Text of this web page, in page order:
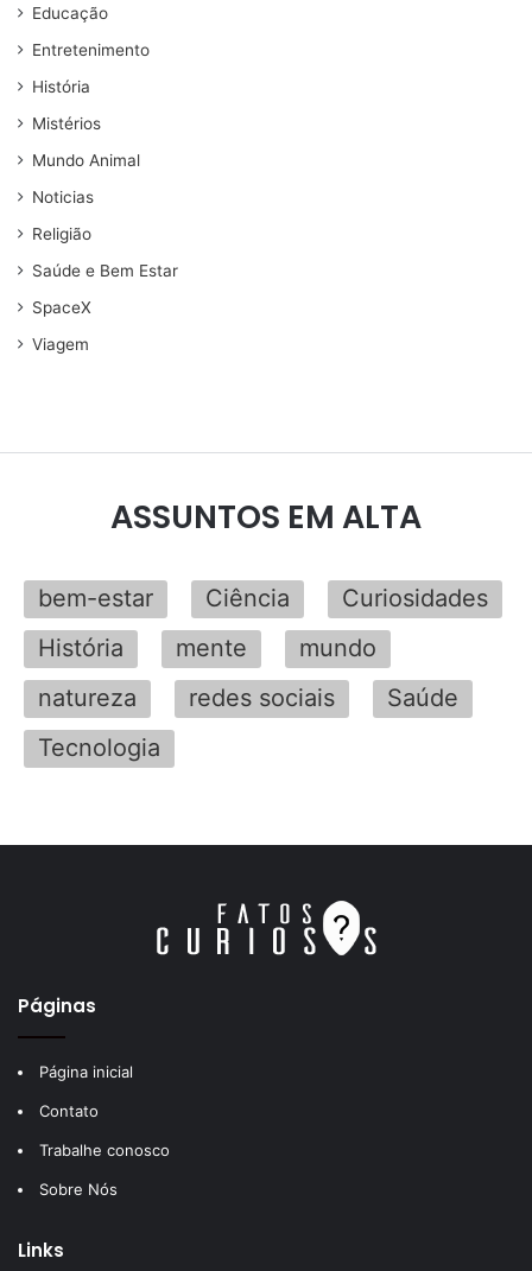
Educação
Entretenimento
História
Mistérios
Mundo Animal
Noticias
Religião
Saúde e Bem Estar
SpaceX
Viagem
ASSUNTOS EM ALTA
bem-estar Ciência
Curiosidades
História
mente
mundo
natureza
redes sociais
Saúde
Tecnologia
Páginas
Página inicial
Contato
Trabalhe conosco
Sobre Nós
Links